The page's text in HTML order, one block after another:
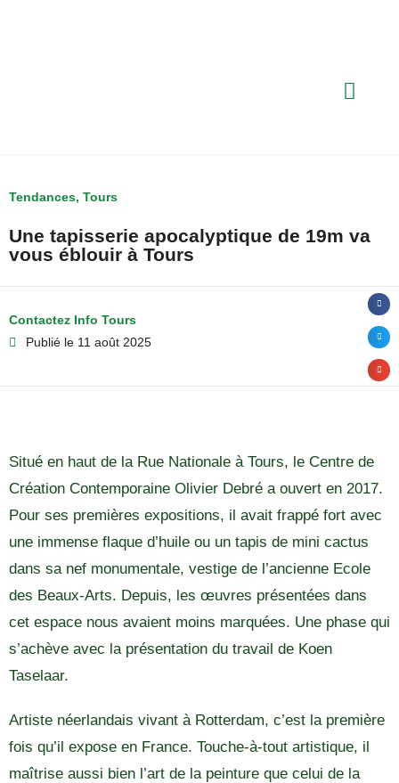
Tendances, Tours
Une tapisserie apocalyptique de 19m va
vous éblouir à Tours
Contactez Info Tours
Publié le 11 août 2025
Situé en haut de la Rue Nationale à Tours, le Centre de
Création Contemporaine Olivier Debré a ouvert en 2017.
Pour ses premières expositions, il avait frappé fort avec
une immense flaque d’huile ou un tapis de mini cactus
dans sa nef monumentale, vestige de l’ancienne Ecole
des Beaux-Arts. Depuis, les œuvres présentées dans
cet espace nous avaient moins marquées. Une phase qui
s’achève avec la présentation du travail de Koen
Taselaar.
Artiste néerlandais vivant à Rotterdam, c’est la première
fois qu’il expose en France. Touche-à-tout artistique, il
maîtrise aussi bien l’art de la peinture que celui de la